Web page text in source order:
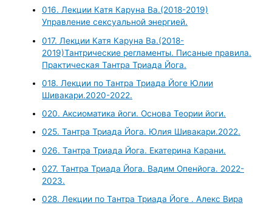
016. Лекции Катя Каруна Ва.(2018-2019)
Управление сексуальной энергией.
017. Лекции Катя Каруна Ва.(2018-
2019)Тантрические регламенты. Писаные правила.
Практическая Тантра Триада Йога.
018. Лекции по Тантра Триада Йоге Юлии
Шивакари.2020-2022.
020. Аксиоматика йоги. Основа Теории йоги.
025. Тантра Триада Йога. Юлия Шивакари.2022.
026. Тантра Триада Йога. Екатерина Карани.
027. Тантра Триада Йога. Вадим Опенйога. 2022-
2023.
028. Лекции по Тантра Триада Йоге . Алекс Вира